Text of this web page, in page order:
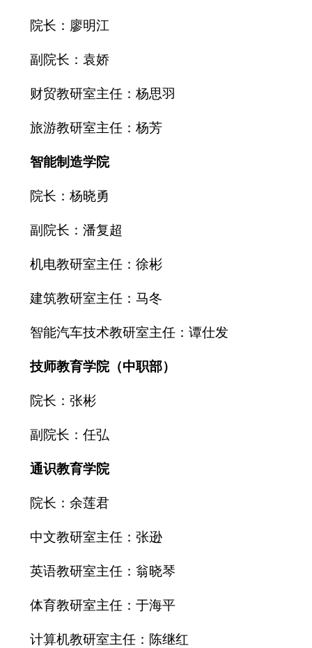
院长：廖明江
副院长：袁娇
财贸教研室主任：杨思羽
旅游教研室主任：杨芳
智能制造学院
院长：杨晓勇
副院长：潘复超
机电教研室主任：徐彬
建筑教研室主任：马冬
智能汽车技术教研室主任：谭仕发
技师教育学院（中职部）
院长：张彬
副院长：任弘
通识教育学院
院长：余莲君
中文教研室主任：张逊
英语教研室主任：翁晓琴
体育教研室主任：于海平
计算机教研室主任：陈继红